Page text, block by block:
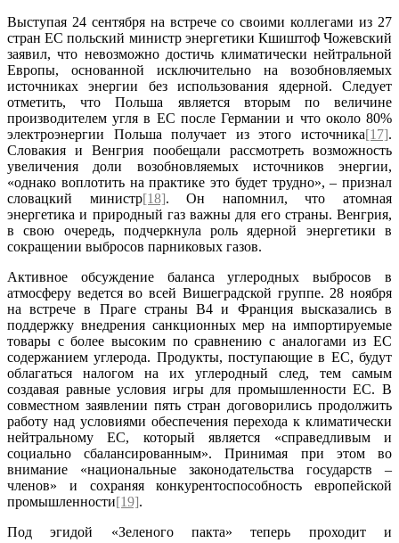
Выступая 24 сентября на встрече со своими коллегами из 27
стран ЕС польский министр энергетики Кшиштоф Чожевский
заявил, что невозможно достичь климатически нейтральной
Европы, основанной исключительно на возобновляемых
источниках энергии без использования ядерной. Следует
отметить, что Польша является вторым по величине
производителем угля в ЕС после Германии и что около 80%
электроэнергии Польша получает из этого источника[17].
Словакия и Венгрия пообещали рассмотреть возможность
увеличения доли возобновляемых источников энергии,
«однако воплотить на практике это будет трудно», – признал
словацкий министр[18]. Он напомнил, что атомная
энергетика и природный газ важны для его страны. Венгрия,
в свою очередь, подчеркнула роль ядерной энергетики в
сокращении выбросов парниковых газов.
Активное обсуждение баланса углеродных выбросов в
атмосферу ведется во всей Вишеградской группе. 28 ноября
на встрече в Праге страны В4 и Франция высказались в
поддержку внедрения санкционных мер на импортируемые
товары с более высоким по сравнению с аналогами из ЕС
содержанием углерода. Продукты, поступающие в ЕС, будут
облагаться налогом на их углеродный след, тем самым
создавая равные условия игры для промышленности ЕС. В
совместном заявлении пять стран договорились продолжить
работу над условиями обеспечения перехода к климатически
нейтральному ЕС, который является «справедливым и
социально сбалансированным». Принимая при этом во
внимание «национальные законодательства государств –
членов» и сохраняя конкурентоспособность европейской
промышленности[19].
Под эгидой «Зеленого пакта» теперь проходит и